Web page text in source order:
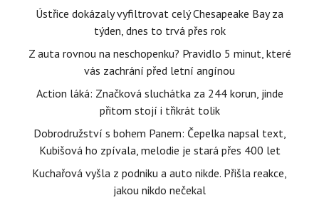
Ústřice dokázaly vyfiltrovat celý Chesapeake Bay za
týden, dnes to trvá přes rok
Z auta rovnou na neschopenku? Pravidlo 5 minut, které
vás zachrání před letní angínou
Action láká: Značková sluchátka za 244 korun, jinde
přitom stojí i třikrát tolik
Dobrodružství s bohem Panem: Čepelka napsal text,
Kubišová ho zpívala, melodie je stará přes 400 let
Kuchařová vyšla z podniku a auto nikde. Přišla reakce,
jakou nikdo nečekal